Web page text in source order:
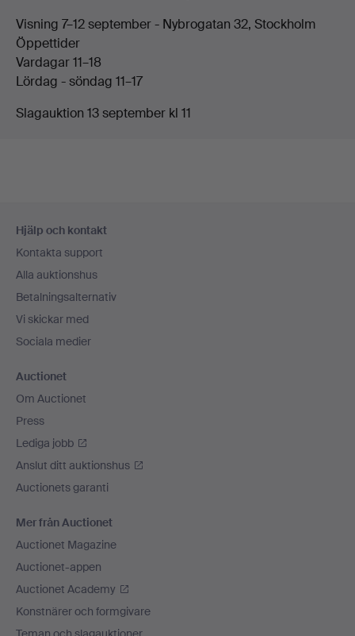
Visning 7–12 september - Nybrogatan 32, Stockholm
Öppettider
Vardagar 11–18
Lördag - söndag 11–17
Slagauktion 13 september kl 11
Hjälp och kontakt
Kontakta support
Alla auktionshus
Betalningsalternativ
Vi skickar med
Sociala medier
Auctionet
Om Auctionet
Press
Lediga jobb
Anslut ditt auktionshus
Auctionets garanti
Mer från Auctionet
Auctionet Magazine
Auctionet-appen
Auctionet Academy
Konstnärer och formgivare